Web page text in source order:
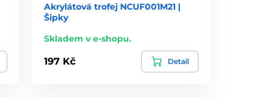
Akrylátová trofej NCUF001M21 |
Šipky
Skladem v e-shopu.
197 Kč Detail